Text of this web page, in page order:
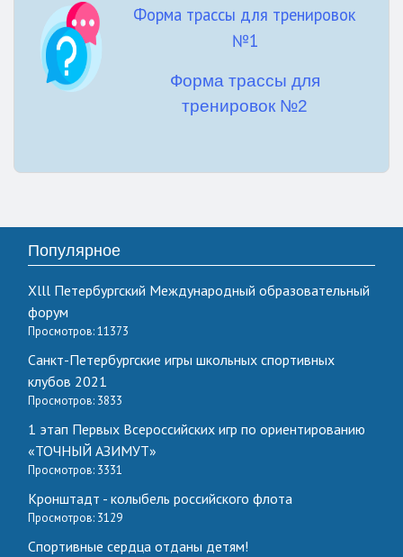
Форма трассы для тренировок
№1
Форма трассы для
тренировок №2
Популярное
Xlll Петербургский Международный образовательный
форум
Просмотров: 11373
Санкт-Петербургские игры школьных спортивных
клубов 2021
Просмотров: 3833
1 этап Первых Всероссийских игр по ориентированию
«ТОЧНЫЙ АЗИМУТ»
Просмотров: 3331
Кронштадт - колыбель российского флота
Просмотров: 3129
Спортивные сердца отданы детям!